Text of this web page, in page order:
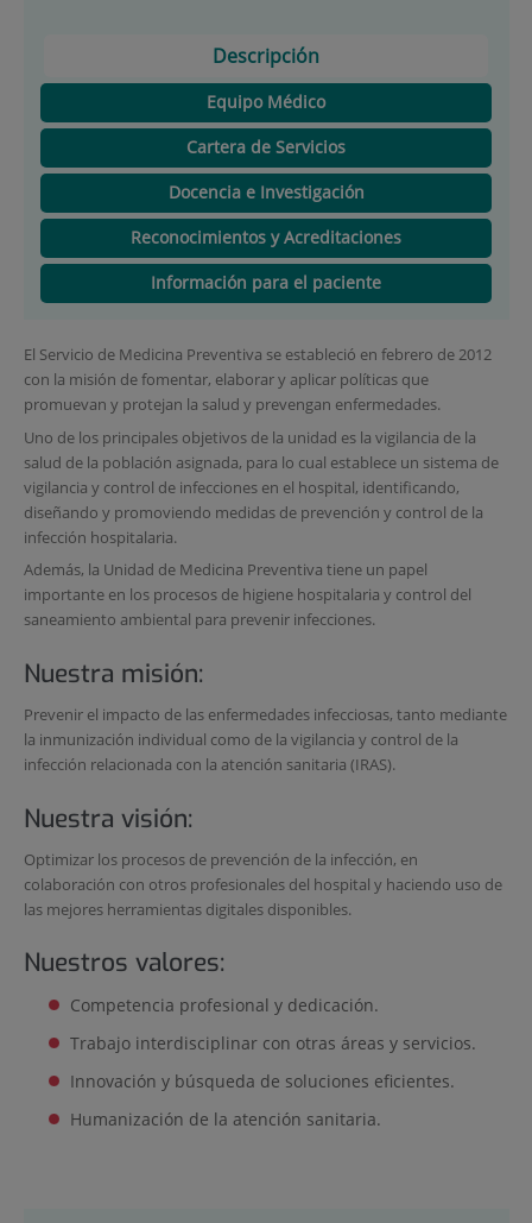
Descripción
Equipo Médico
Cartera de Servicios
Docencia e Investigación
Reconocimientos y Acreditaciones
Información para el paciente
El Servicio de Medicina Preventiva se estableció en febrero de 2012
con la misión de fomentar, elaborar y aplicar políticas que
promuevan y protejan la salud y prevengan enfermedades.
Uno de los principales objetivos de la unidad es la vigilancia de la
salud de la población asignada, para lo cual establece un sistema de
vigilancia y control de infecciones en el hospital, identificando,
diseñando y promoviendo medidas de prevención y control de la
infección hospitalaria.
Además, la Unidad de Medicina Preventiva tiene un papel
importante en los procesos de higiene hospitalaria y control del
saneamiento ambiental para prevenir infecciones.
Nuestra misión:
Prevenir el impacto de las enfermedades infecciosas, tanto mediante
la inmunización individual como de la vigilancia y control de la
infección relacionada con la atención sanitaria (IRAS).
Nuestra visión:
Optimizar los procesos de prevención de la infección, en
colaboración con otros profesionales del hospital y haciendo uso de
las mejores herramientas digitales disponibles.
Nuestros valores:
Competencia profesional y dedicación.
Trabajo interdisciplinar con otras áreas y servicios.
Innovación y búsqueda de soluciones eficientes.
Humanización de la atención sanitaria.